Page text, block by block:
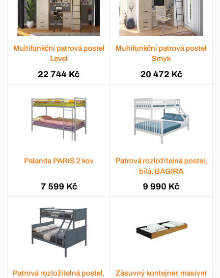
Multifunkční patrová postel
Level
22 744 Kč
Multifunkční patrová postel
Smyk
20 472 Kč
Palanda PARIS 2 kov
7 599 Kč
Patrová rozložitelná postel,
bílá, BAGIRA
9 990 Kč
Patrová rozložitelná postel,
Zásuvný kontejner, masivní